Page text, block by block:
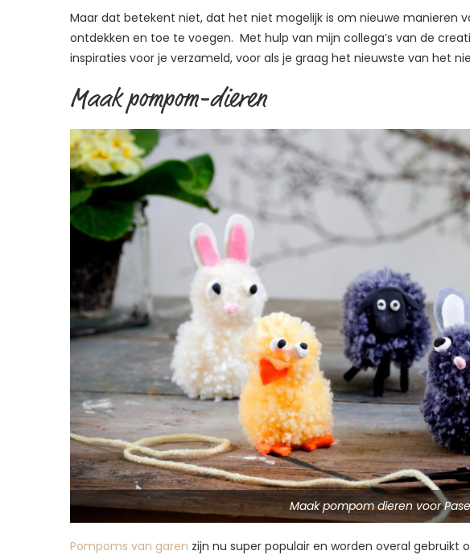
Maar dat betekent niet, dat het niet mogelijk is om nieuwe manieren
ontdekken en toe te voegen. Met hulp van mijn collega’s van de
inspiraties voor je verzameld, voor als je graag het nieuwste van het
Maak pompom-dieren
Maak pompom dieren voor
Pompoms van garen zijn nu super populair en worden overal gebruikt